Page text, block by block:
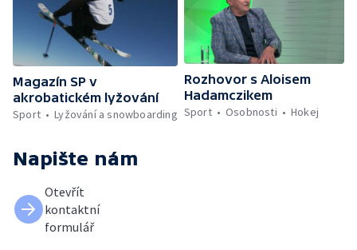
Magazín SP v
akrobatickém lyžování
Sport
Lyžování a snowboarding
Rozhovor s Aloisem
Hadamczikem
Sport
Osobnosti Hokej
Napište nám
Otevřít
kontaktní
formulář